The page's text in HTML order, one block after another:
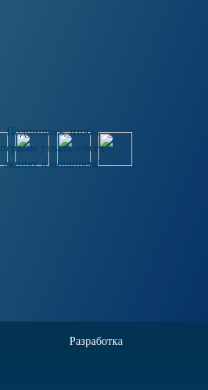
Подпишись, чтобы
первым узнать о всех
акциях и новинках!
Разработка